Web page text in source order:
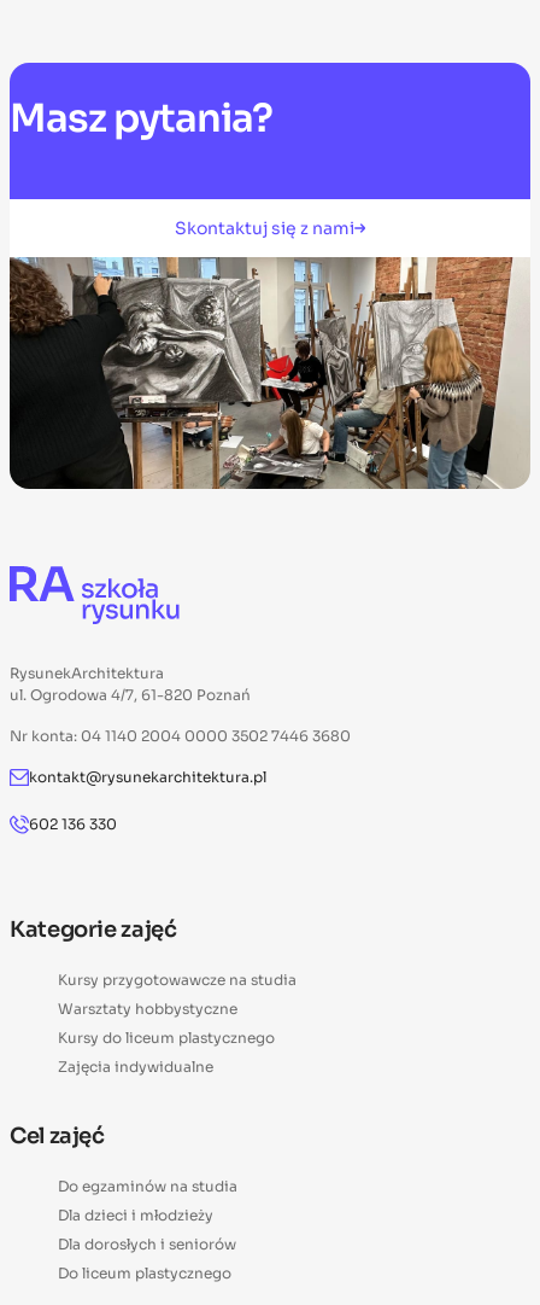
Masz pytania?
Skontaktuj się z nami
RysunekArchitektura
ul. Ogrodowa 4/7, 61-820 Poznań
Nr konta: 04 1140 2004 0000 3502 7446 3680
kontakt@rysunekarchitektura.pl
602 136 330
Kategorie zajęć
Kursy przygotowawcze na studia
Warsztaty hobbystyczne
Kursy do liceum plastycznego
Zajęcia indywidualne
Cel zajęć
Do egzaminów na studia
Dla dzieci i młodzieży
Dla dorosłych i seniorów
Do liceum plastycznego